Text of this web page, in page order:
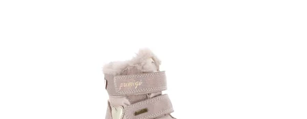
Nepremokavá membrána GoreTex, zvršok kombinácia kože a
syntetiky, vnútro aj vložky zateplené s dlhším textilným...
Skladom
Primigi
2 roky